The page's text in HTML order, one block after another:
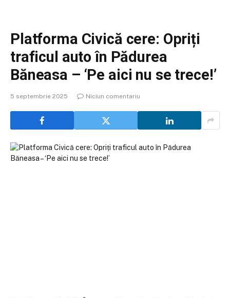
Platforma Civică cere: Opriți
traficul auto în Pădurea
Băneasa – ‘Pe aici nu se trece!’
5 septembrie 2025 Niciun comentariu